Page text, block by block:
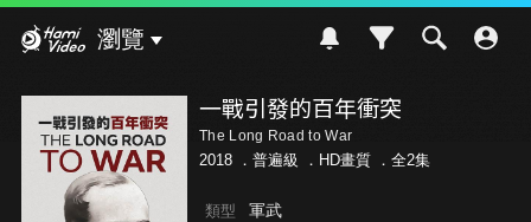
瀏覽
一戰引發的百年衝突
The Long Road to War
2018 ． 普遍級 ．HD畫質 ．全2集
類型 軍武